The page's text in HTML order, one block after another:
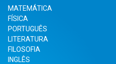
MATEMÁTICA
FÍSICA
PORTUGUÊS
LITERATURA
FILOSOFIA
INGLÊS